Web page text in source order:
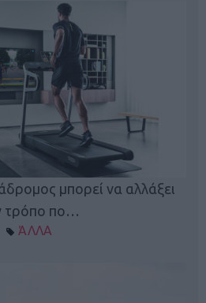
μπορεί να αλλάξει
τρόπο πο…
ΆΛΛΑ